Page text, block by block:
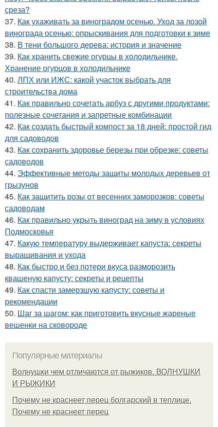
среза?
37. Как ухаживать за виноградом осенью. Уход за лозой
винограда осенью: опрыскивания для подготовки к зиме
38. В тени большого дерева: история и значение
39. Как хранить свежие огурцы в холодильнике.
Хранение огурцов в холодильнике
40. ЛПХ или ИЖС: какой участок выбрать для
строительства дома
41. Как правильно сочетать арбуз с другими продуктами:
полезные сочетания и запретные комбинации
42. Как создать быстрый компост за 18 дней: простой гид
для садоводов
43. Как сохранить здоровье березы при обрезке: советы
садоводов
44. Эффективные методы защиты молодых деревьев от
грызунов
45. Как защитить розы от весенних заморозков: советы
садоводам
46. Как правильно укрыть виноград на зиму в условиях
Подмосковья
47. Какую температуру выдерживает капуста: секреты
выращивания и ухода
48. Как быстро и без потери вкуса разморозить
квашеную капусту: секреты и рецепты
49. Как спасти замерзшую капусту: советы и
рекомендации
50. Шаг за шагом: как приготовить вкусные жареные
вешенки на сковороде
Популярные материалы
Волнушки чем отличаются от рыжиков. ВОЛНУШКИ
И РЫЖИКИ
Почему не краснеет перец болгарский в теплице.
Почему не краснеет перец